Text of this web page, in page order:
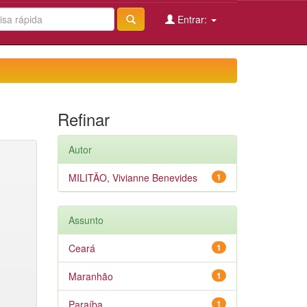
Entrar:
Refinar
Autor
1
MILITÃO, Vivianne Benevides
Assunto
1
Ceará
1
Maranhão
1
Paraíba